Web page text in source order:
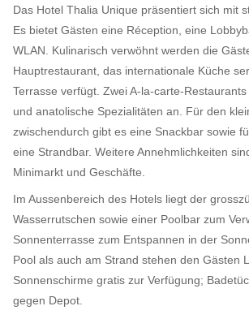
Das Hotel Thalia Unique präsentiert sich mit
Es bietet Gästen eine Réception, eine
WLAN. Kulinarisch verwöhnt werden die
Hauptrestaurant, das internationale Küche
Terrasse verfügt. Zwei A-la-carte-
und anatolische Spezialitäten an. Für den
zwischendurch gibt es eine Snackbar sowie
eine Strandbar. Weitere Annehmlichkeiten
Minimarkt und Geschäfte.
Im Aussenbereich des Hotels liegt der
Wasserrutschen sowie einer Poolbar zum
Sonnenterrasse zum Entspannen in der
Pool als auch am Strand stehen den Gästen
Sonnenschirme gratis zur Verfügung;
gegen Depot.